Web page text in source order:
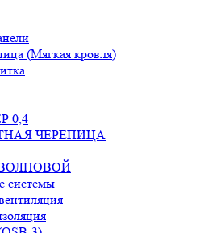
(Мягкая кровля)
0,4
ЧЕРЕПИЦА
системы